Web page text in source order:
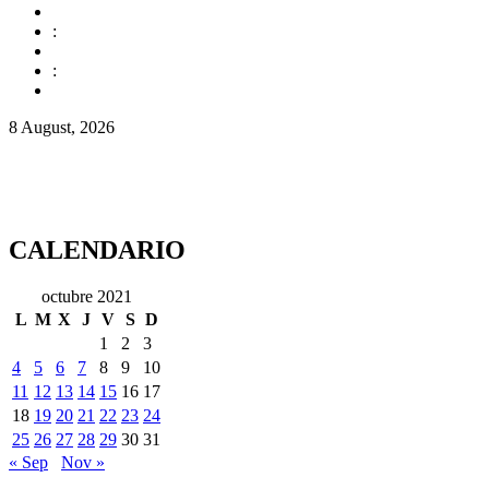
:
:
8 August, 2026
CALENDARIO
octubre 2021
L M X J V S D
1
2
3
4
5 6 7 8 9
10
11 12 13 14 15 16 17
18 19 20 21 22 23 24
25 26 27 28 29 30 31
« Sep
Nov »